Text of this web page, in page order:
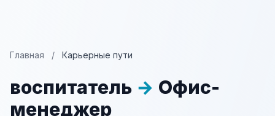
Главная / Карьерные пути
воспитатель → Офис-
менеджер